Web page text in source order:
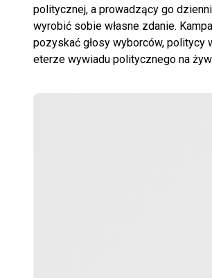
politycznej, a prowadzący go
wyrobić sobie własne zdanie.
pozyskać głosy wyborców, politycy
eterze wywiadu politycznego na